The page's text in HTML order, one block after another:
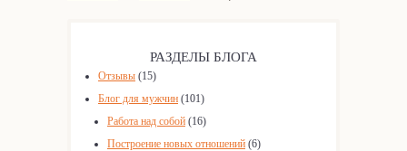
РАЗДЕЛЫ БЛОГА
Отзывы (15)
Блог для мужчин (101)
Работа над собой (16)
Построение новых отношений (6)